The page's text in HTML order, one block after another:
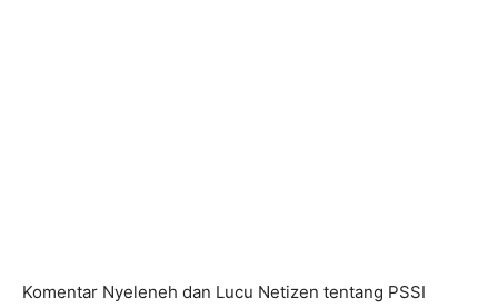
Komentar Nyeleneh dan Lucu Netizen tentang PSSI